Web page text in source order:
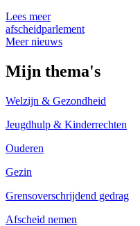
Lees meer
afscheidparlement
Meer nieuws
Mijn thema's
Welzijn & Gezondheid
Jeugdhulp & Kinderrechten
Ouderen
Gezin
Grensoverschrijdend gedrag
Afscheid nemen